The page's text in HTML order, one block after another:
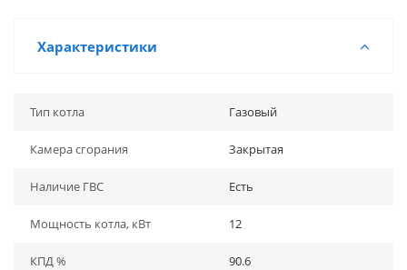
Характеристики
Тип котла Газовый
Камера сгорания Закрытая
Наличие ГВС Есть
Мощность котла, кВт 12
КПД % 90.6